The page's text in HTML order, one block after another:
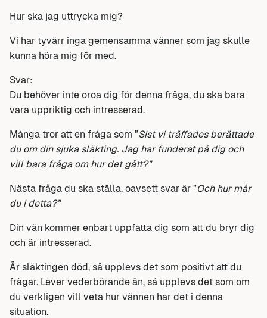
Hur ska jag uttrycka mig?
Vi har tyvärr inga gemensamma vänner som jag skulle
kunna höra mig för med.
Svar:
Du behöver inte oroa dig för denna fråga, du ska bara
vara uppriktig och intresserad.
Många tror att en fråga som ”Sist vi träffades berättade
du om din sjuka släkting. Jag har funderat på dig och
vill bara fråga om hur det gått?”
Nästa fråga du ska ställa, oavsett svar är ”Och hur mår
du i detta?”
Din vän kommer enbart uppfatta dig som att du bryr dig
och är intresserad.
Är släktingen död, så upplevs det som positivt att du
frågar. Lever vederbörande än, så upplevs det som om
du verkligen vill veta hur vännen har det i denna
situation.